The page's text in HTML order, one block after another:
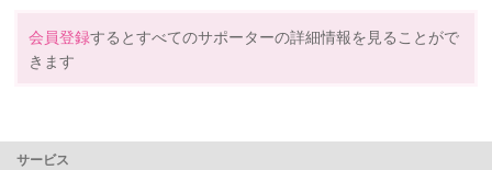
会員登録するとすべてのサポーターの詳細情報を見ることがで
きます
サービス